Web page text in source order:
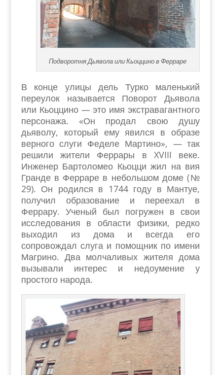
Подворотня Дьявола или Кьоццино в Ферраре
В конце улицы дель Турко маленький
переулок называется Поворот Дьявола
или Кьоццино — это имя экстравагантного
персонажа. «Он продал свою душу
дьяволу, который ему явился в образе
верного слуги Феделе Мартино», — так
решили жители Феррары в XVIII веке.
Инженер Бартоломео Кьоцци жил на вия
Гранде в Ферраре в небольшом доме (№
29). Он родился в 1744 году в Мантуе,
получил образование и переехал в
Феррару. Ученый был погружен в свои
исследования в области физики, редко
выходил из дома и всегда его
сопровождал слуга и помощник по имени
Магрино. Два молчаливых жителя дома
вызывали интерес и недоумение у
простого народа.